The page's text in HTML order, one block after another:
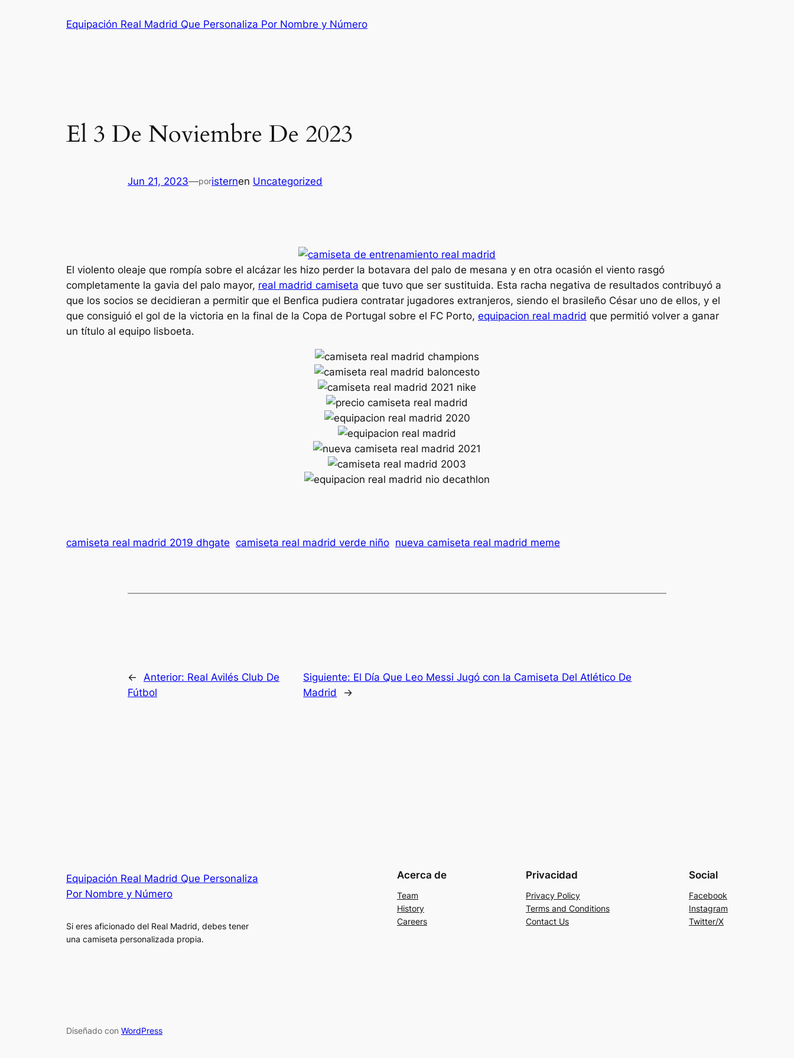
Equipación Real Madrid Que Personaliza Por Nombre y Número
El 3 De Noviembre De 2023
Jun 21, 2023—poristernen Uncategorized
El violento oleaje que rompía sobre el alcázar les hizo perder la botavara del palo de mesana y en otra ocasión el viento rasgó
completamente la gavia del palo mayor, real madrid camiseta que tuvo que ser sustituida. Esta racha negativa de resultados contribuyó a
que los socios se decidieran a permitir que el Benfica pudiera contratar jugadores extranjeros, siendo el brasileño César uno de ellos, y el
que consiguió el gol de la victoria en la final de la Copa de Portugal sobre el FC Porto, equipacion real madrid que permitió volver a ganar
un título al equipo lisboeta.
camiseta real madrid 2019 dhgate camiseta real madrid verde niño nueva camiseta real madrid meme
← Anterior: Real Avilés Club De
Fútbol
Siguiente: El Día Que Leo Messi Jugó con la Camiseta Del Atlético De
Madrid
→
Equipación Real Madrid Que Personaliza
Por Nombre y Número
Si eres aficionado del Real Madrid, debes tener
una camiseta personalizada propia.
Acerca de
Team
History
Careers
Privacidad
Privacy Policy
Terms and Conditions
Contact Us
Social
Facebook
Instagram
Twitter/X
Diseñado con WordPress